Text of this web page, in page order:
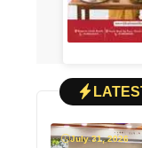
July 31, 2026